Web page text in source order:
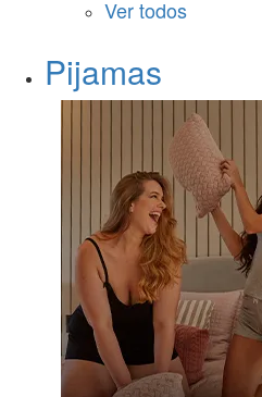
Ver todos
Pijamas